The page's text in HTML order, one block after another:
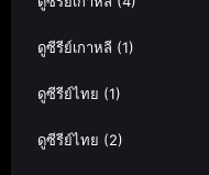
ดูซีรีย์เกาหลี (1)
ดูซีรีย์ไทย (1)
ดูซีรีย์ไทย (2)